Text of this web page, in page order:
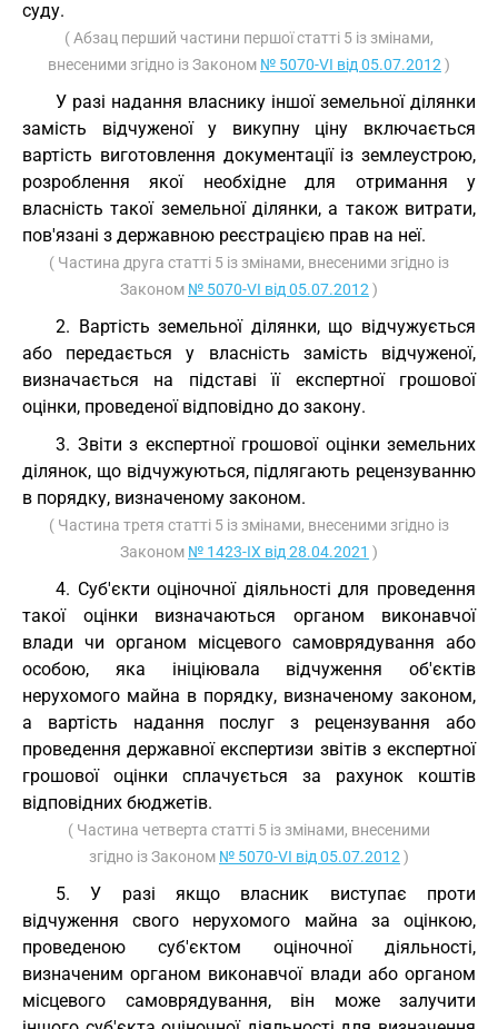
суду.
( Абзац перший частини першої статті 5 із змінами,
внесеними згідно із Законом № 5070-VI від 05.07.2012 )
У разі надання власнику іншої земельної ділянки
замість відчуженої у викупну ціну включається
вартість виготовлення документації із землеустрою,
розроблення якої необхідне для отримання у
власність такої земельної ділянки, а також витрати,
пов'язані з державною реєстрацією прав на неї.
( Частина друга статті 5 із змінами, внесеними згідно із
Законом № 5070-VI від 05.07.2012 )
2. Вартість земельної ділянки, що відчужується
або передається у власність замість відчуженої,
визначається на підставі її експертної грошової
оцінки, проведеної відповідно до закону.
3. Звіти з експертної грошової оцінки земельних
ділянок, що відчужуються, підлягають рецензуванню
в порядку, визначеному законом.
( Частина третя статті 5 із змінами, внесеними згідно із
Законом № 1423-IX від 28.04.2021 )
4. Суб'єкти оціночної діяльності для проведення
такої оцінки визначаються органом виконавчої
влади чи органом місцевого самоврядування або
особою, яка ініціювала відчуження об'єктів
нерухомого майна в порядку, визначеному законом,
а вартість надання послуг з рецензування або
проведення державної експертизи звітів з експертної
грошової оцінки сплачується за рахунок коштів
відповідних бюджетів.
( Частина четверта статті 5 із змінами, внесеними
згідно із Законом № 5070-VI від 05.07.2012 )
5. У разі якщо власник виступає проти
відчуження свого нерухомого майна за оцінкою,
проведеною суб'єктом оціночної діяльності,
визначеним органом виконавчої влади або органом
місцевого самоврядування, він може залучити